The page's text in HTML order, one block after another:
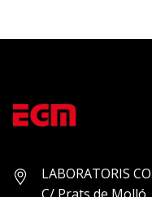
LABORATORIS